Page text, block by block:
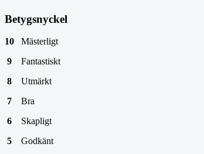
Betygsnyckel
10 Mästerligt
9 Fantastiskt
8 Utmärkt
7 Bra
6 Skapligt
5 Godkänt